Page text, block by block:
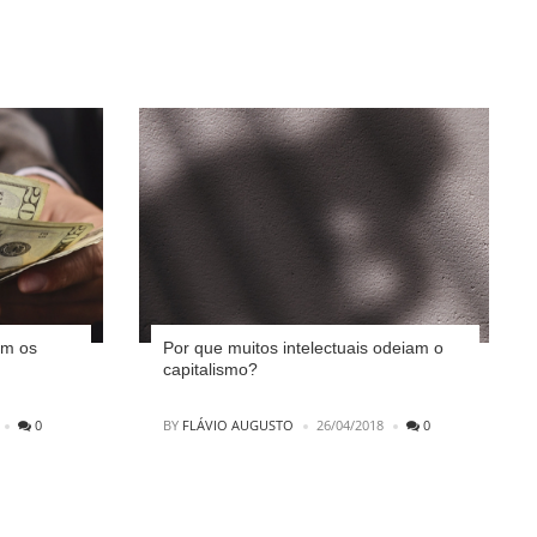
os
0
Por que muitos intelectuais odeiam o
capitalismo?
POSTED
BY FLÁVIO AUGUSTO 26/04/2018 0